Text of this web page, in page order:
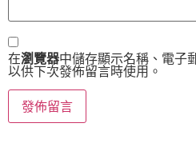
在瀏覽器中儲存顯示名稱、電子
以供下次發佈留言時使用。